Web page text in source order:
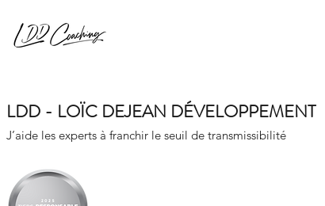
LDD - LOÏC DEJEAN DÉVELOPPEMENT
J’aide les experts à franchir le seuil de transmissibilité